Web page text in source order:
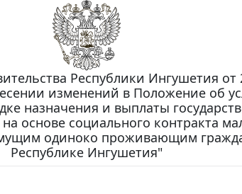
Республики Ингушетия от
изменений в Положение об
назначения и выплаты
основе социального контракта
одиноко проживающим
Республике Ингушетия"